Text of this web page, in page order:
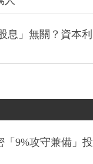
息」無關？資本利
9%攻守兼備」投